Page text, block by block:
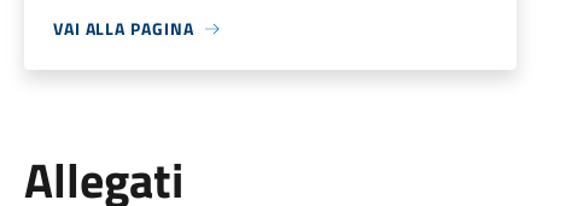
VAI ALLA PAGINA
Allegati